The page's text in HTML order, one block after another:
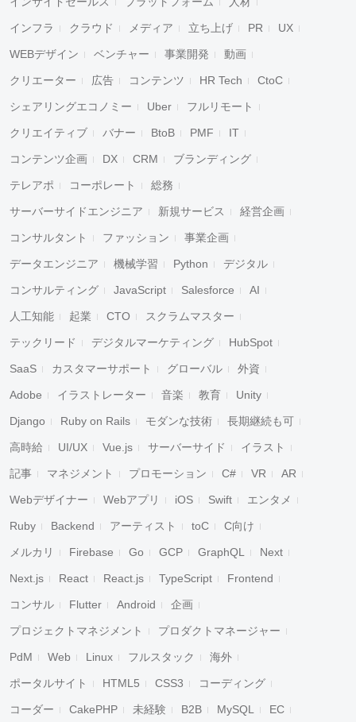
インフラ クラウド メディア 立ち上げ PR UX
WEBデザイン ベンチャー 事業開発 動画
クリエーター 広告 コンテンツ HR Tech CtoC
シェアリングエコノミー Uber フルリモート
クリエイティブ バナー BtoB PMF IT
コンテンツ企画 DX CRM ブランディング
テレアポ コーポレート 総務
サーバーサイドエンジニア 新規サービス 経営企画
コンサルタント ファッション 事業企画
データエンジニア 機械学習 Python デジタル
コンサルティング JavaScript Salesforce AI
人工知能 起業 CTO スクラムマスター
テックリード デジタルマーケティング HubSpot
SaaS カスタマーサポート グローバル 外資
Adobe イラストレーター 音楽 教育 Unity
Django Ruby on Rails モダンな技術 長期継続も可
高時給 UI/UX Vue.js サーバーサイド イラスト
記事 マネジメント プロモーション C# VR AR
Webデザイナー Webアプリ iOS Swift エンタメ
Ruby Backend アーティスト toC C向け
メルカリ Firebase Go GCP GraphQL Next
Next.js React React.js TypeScript Frontend
コンサル Flutter Android 企画
プロジェクトマネジメント プロダクトマネージャー
PdM Web Linux フルスタック 海外
ポータルサイト HTML5 CSS3 コーディング
コーダー CakePHP 未経験 B2B MySQL EC